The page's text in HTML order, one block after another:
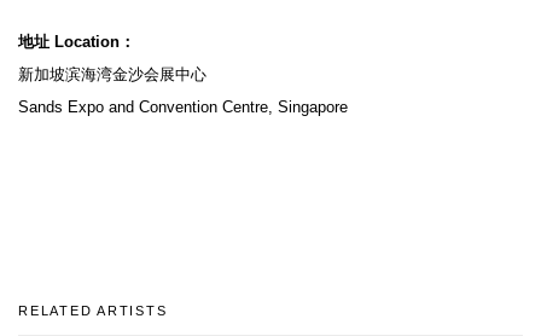
地址 Location：
新加坡滨海湾金沙会展中心
Sands Expo and Convention Centre, Singapore
RELATED ARTISTS